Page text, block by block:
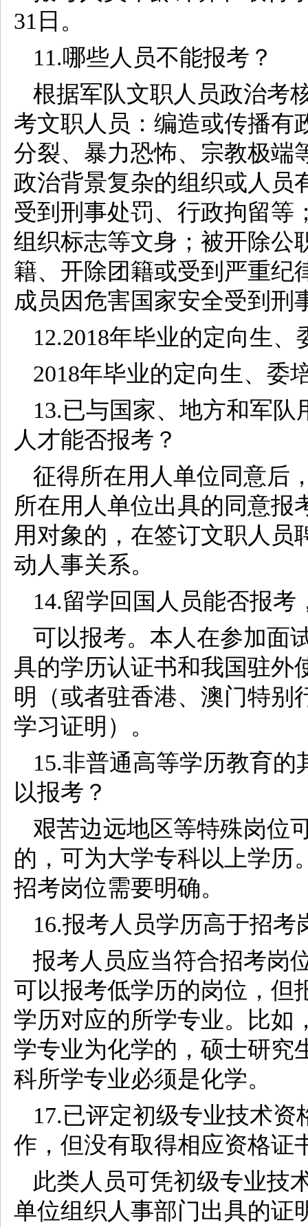
31日。
11.哪些人员不能报考？
根据军队文职人员政治考
考文职人员：编造或传播有
分裂、暴力恐怖、宗教极端
政治背景复杂的组织或人员
受到刑事处罚、行政拘留等
组织标志等文身；被开除公
籍、开除团籍或受到严重纪
成员因危害国家安全受到刑
12.2018年毕业的定向生
2018年毕业的定向生、委
13.已与国家、地方和军
人才能否报考？
征得所在用人单位同意后
所在用人单位出具的同意报
用对象的，在签订文职人员
动人事关系。
14.留学回国人员能否报考
可以报考。本人在参加面
具的学历认证书和我国驻外
明（或者驻香港、澳门特别
学习证明）。
15.非普通高等学历教育
以报考？
艰苦边远地区等特殊岗位
的，可为大学专科以上学历
招考岗位需要明确。
16.报考人员学历高于招
报考人员应当符合招考岗
可以报考低学历的岗位，但
学历对应的所学专业。比如
学专业为化学的，硕士研究
科所学专业必须是化学。
17.已评定初级专业技术
作，但没有取得相应资格证
此类人员可凭初级专业技
单位组织人事部门出具的证